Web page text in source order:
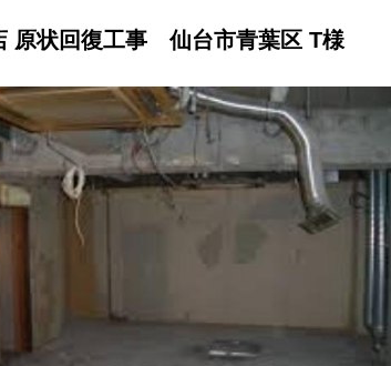
原状回復工事 仙台市青葉区 T様